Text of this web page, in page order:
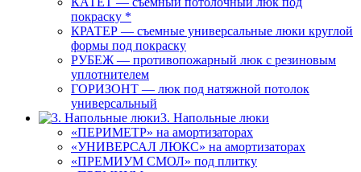
покраску *
КРАТЕР — съемные универсальные люки круглой
формы под покраску
РУБЕЖ — противопожарный люк с резиновым
уплотнителем
ГОРИЗОНТ — люк под натяжной потолок
универсальный
3. Напольные люки
«ПЕРИМЕТР» на амортизаторах
«УНИВЕРСАЛ ЛЮКС» на амортизаторах
«ПРЕМИУМ СМОЛ» под плитку